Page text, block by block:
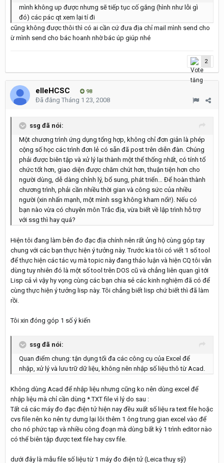
mình không up được nhưng sẽ tiếp tục cố gắng (hình như lỗi gì
đó) các pác qt xem lại tí đi
cũng không được thôi thì có ai cần cứ đưa địa chỉ mail mình send cho
ừ mình send cho bác hoanh nhờ bác úp giúp nhé
2
elleHCSC 98
Đã đăng Tháng 1 23, 2008
ssg đã nói:
Một chương trình ứng dụng tổng hợp, không chỉ đơn giản là phép
cộng số học các trình đơn lẻ có sẵn đã post trên diễn đàn. Chúng
phải được biên tập và xử lý lại thành một thể thống nhất, có tính tổ
chức tốt hơn, giao diện được chăm chút hơn, thuận tiện hơn cho
người dùng, dễ dàng chỉnh lý, bổ sung, phát triển… Để hoàn thành
chương trình, phải cần nhiều thời gian và công sức của nhiều
người (xin nhấn mạnh, một mình ssg không kham nổi!). Nếu có
bạn nào vừa có chuyên môn Trắc địa, vừa biết về lập trình hỗ trợ
với ssg thì hay quá?
Hiện tôi đang làm bên đo đạc địa chính nên rất ủng hộ cùng góp tay
chung với các bạn thực hiện ý tưởng này. Trước kia tôi có viết 1 số tool
để thực hiện các tác vụ mà topic này đang thảo luận và hiện CQ tôi vẫn
dùng tuy nhiên đó là một số tool trên DOS cũ và chẳng liên quan gì tới
Lisp cả vì vậy hy vọng cùng các bạn chia sẻ các kinh nghiệm đã có để
cùng thực hiện ý tưởng lisp này. Tôi chẳng biết lisp chứ biết thì đã làm
rồi.
Tôi xin đóng góp 1 số ý kiến
ssg đã nói:
Quan điểm chung: tận dụng tối đa các công cụ của Excel để
nhập, xử lý và lưu trữ dữ liệu, không nên nhập số liệu thô từ Acad.
Không dùng Acad để nhập liệu nhưng cũng ko nên dùng excel để
nhập liệu mà chỉ cần dùng *.TXT file vì lý do sau :
Tất cả các máy đo đạc điện tử hiện nay đều xuất số liệu ra text file hoặc
cvs file nên ko nên tự dưng lại lôi thêm 1 ông trung gian excel vào để
cho nó phức tạp và nhiều công đoạn mà dùng bất kỳ 1 trình editor nào
có thể biên tập được text file hay csv file.
dưới đây là mẫu file số liệu từ 1 máy đo điện tử (Leica thuỵ sỹ)